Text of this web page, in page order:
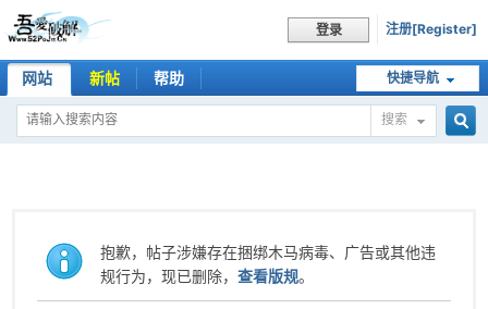
登录 注册[Register]
快捷导航
网站 新帖 帮助
搜索
抱歉，帖子涉嫌存在捆绑木马病毒、广告或其他违
规行为，现已删除，查看版规。